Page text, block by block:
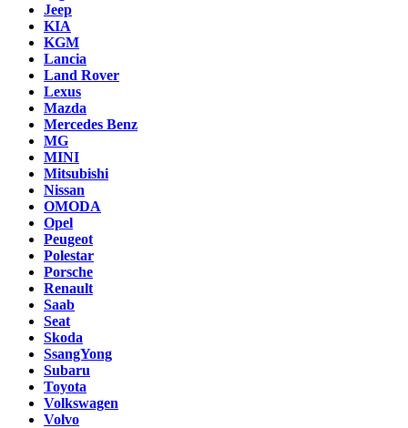
Jeep
KIA
KGM
Lancia
Land Rover
Lexus
Mazda
Mercedes Benz
MG
MINI
Mitsubishi
Nissan
OMODA
Opel
Peugeot
Polestar
Porsche
Renault
Saab
Seat
Skoda
SsangYong
Subaru
Toyota
Volkswagen
Volvo